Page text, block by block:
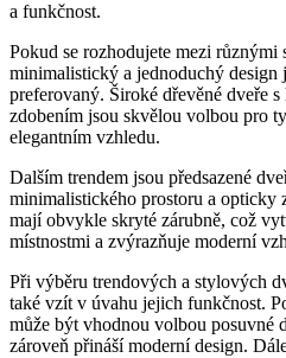
a funkčnost.
Pokud se rozhodujete⁤ mezi různými
minimalistický a jednoduchý design
preferovaný. Široké dřevěné dveře
zdobením jsou skvělou volbou pro
elegantním vzhledu.
Dalším trendem jsou předsazené
minimalistického ⁣prostoru a opticky
mají obvykle skryté⁢ zárubně, což
místnostmi a zvýrazňuje moderní
Při výběru trendových a stylových
také vzít v úvahu⁢ jejich funkčnost.
může být vhodnou volbou posuvné
zároveň přináší ⁢moderní design.